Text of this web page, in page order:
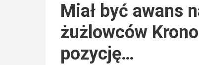
Miał być awans
żużlowców
pozycję…